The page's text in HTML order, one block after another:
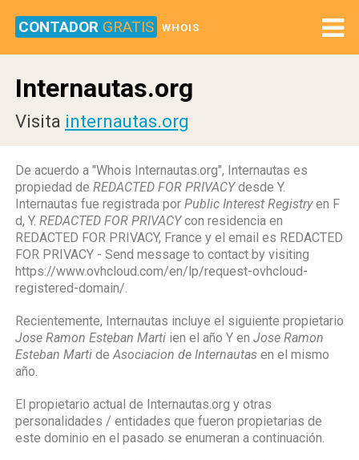
CONTADOR GRATIS WHOIS
Internautas.org
Visita internautas.org
De acuerdo a "Whois Internautas.org", Internautas es
propiedad de REDACTED FOR PRIVACYdesde Y.
Internautas fue registrada por Public Interest Registryen F
d, Y. REDACTED FOR PRIVACYcon residencia en
REDACTED FOR PRIVACY, France y el email es REDACTED
FOR PRIVACY - Send message to contact by visiting
https://www.ovhcloud.com/en/lp/request-ovhcloud-
registered-domain/.
Recientemente, Internautas incluye el siguiente propietario
Jose Ramon Esteban Marti ien el año Y en Jose Ramon
Esteban Marti deAsociacion de Internautas en el mismo
año.
El propietario actual de Internautas.org y otras
personalidades / entidades que fueron propietarias de
este dominio en el pasado se enumeran a continuación.